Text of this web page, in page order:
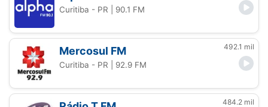
Curitiba - PR | 90.1 FM
Mercosul FM 492.1 mil
Curitiba - PR | 92.9 FM
484.2 mil